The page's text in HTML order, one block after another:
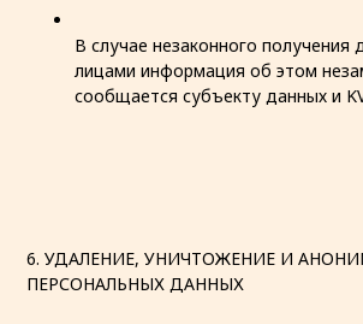
В случае незаконного получения
лицами информация об этом
сообщается субъекту данных и
6. УДАЛЕНИЕ, УНИЧТОЖЕНИЕ И
ПЕРСОНАЛЬНЫХ ДАННЫХ